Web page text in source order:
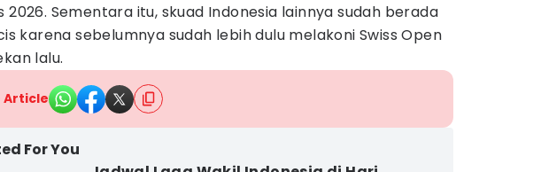
2026. Sementara itu, skuad Indonesia lainnya sudah berada
karena sebelumnya sudah lebih dulu melakoni Swiss Open
lalu.
Article
For You